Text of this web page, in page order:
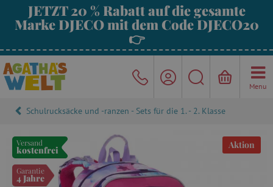
JETZT 20 % Rabatt auf die gesamte
Marke DJECO mit dem Code DJECO20
👉
Menu
Schulrucksäcke und -ranzen - Sets für die 1. - 2. Klasse
Versand
kostenfrei
Garantie
4 Jahre
Aktion